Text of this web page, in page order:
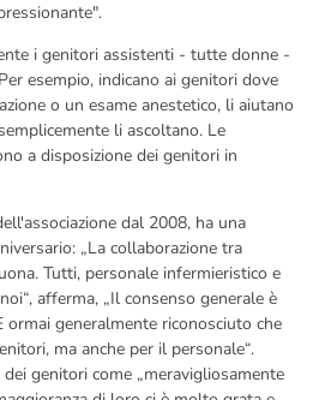
i genitori assistenti - tutte donne -
esempio, indicano ai genitori dove
o un esame anestetico, li aiutano
li ascoltano. Le
a disposizione dei genitori in
dal 2008, ha una
„La collaborazione tra
Tutti, personale infermieristico e
afferma, „Il consenso generale è
ormai generalmente riconosciuto che
ma anche per il personale“.
genitori come „meravigliosamente